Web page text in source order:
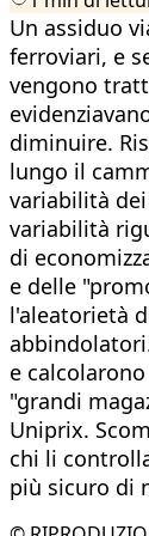
Un assiduo
ferroviari, e
vengono
diminuire.
lungo il
variabilità
variabilità
di
e delle
l'aleatorietà
e
"grandi
Uniprix.
chi li
più sicuro di